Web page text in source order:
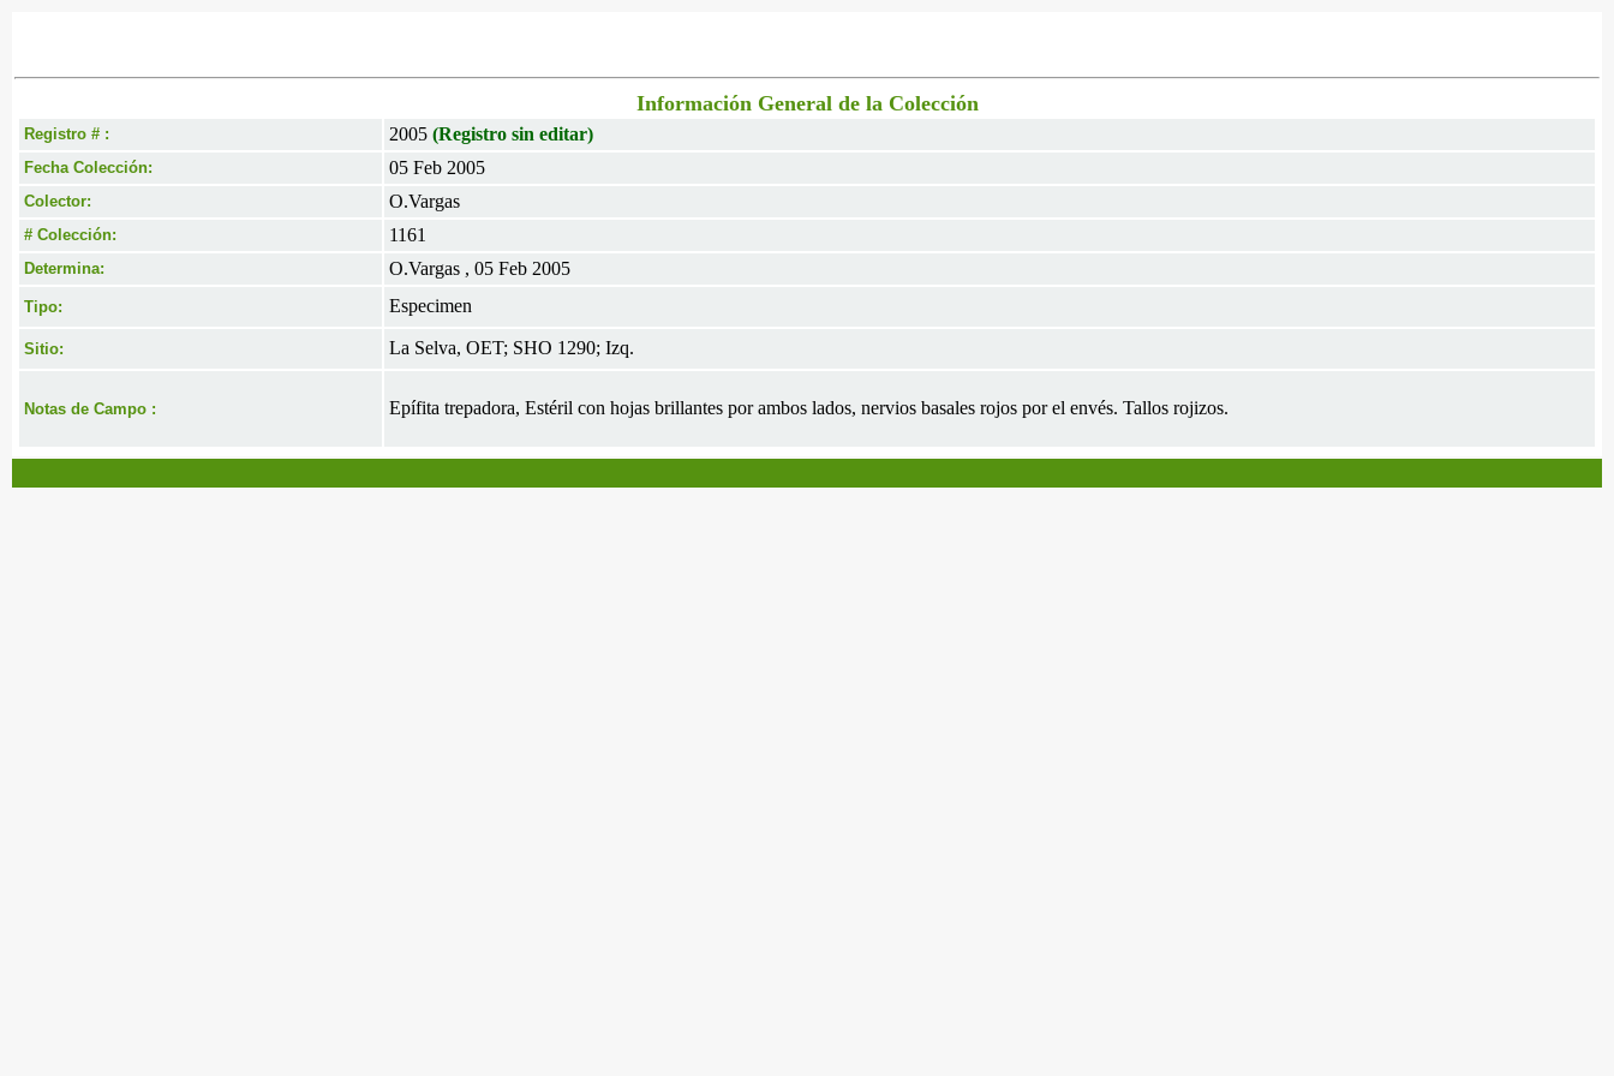
Información General de la Colección
Registro # : 2005 (Registro sin editar)
Fecha Colección: 05 Feb 2005
Colector: O.Vargas
# Colección: 1161
Determina: O.Vargas , 05 Feb 2005
Tipo: Especimen
Sitio: La Selva, OET; SHO 1290; Izq.
Notas de Campo : Epífita trepadora, Estéril con hojas brillantes por ambos lados, nervios basales rojos por el envés. Tallos rojizos.